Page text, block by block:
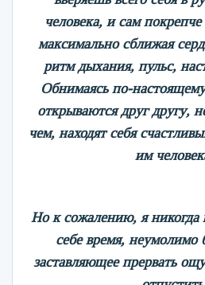
человека, и сам
максимально сближая
ритм дыхания, пульс,
Обнимаясь по-
открываются друг другу,
чем, находят себя
им
Но к сожалению, я никогда
себе время, неумолимо
заставляющее прервать